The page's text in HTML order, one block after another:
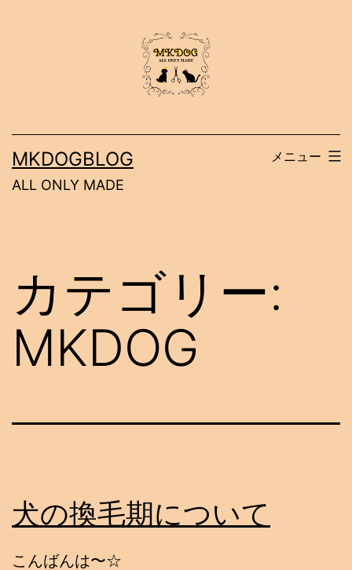
ス
MKDOGBLOG
ALL ONLY MADE
メニュー
カテゴリー:
MKDOG
犬の換毛期について
こんばんは〜☆